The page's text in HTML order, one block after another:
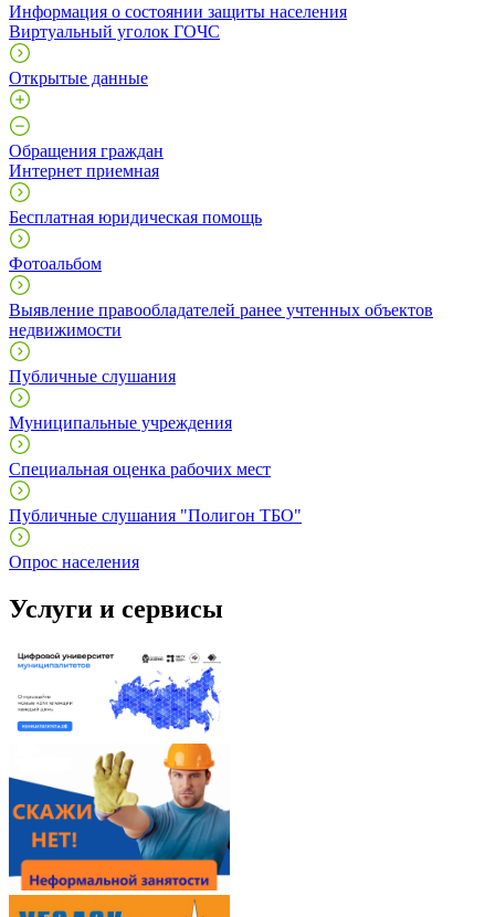
Информация о состоянии защиты населения
Виртуальный уголок ГОЧС
Открытые данные
Обращения граждан
Интернет приемная
Бесплатная юридическая помощь
Фотоальбом
Выявление правообладателей ранее учтенных объектов
недвижимости
Публичные слушания
Муниципальные учреждения
Специальная оценка рабочих мест
Публичные слушания "Полигон ТБО"
Опрос населения
Услуги и сервисы